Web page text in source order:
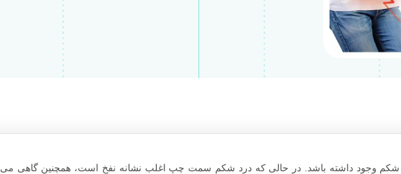
وجود داشته باشد. در حالی که درد شکم سمت چپ اغلب نشانه نفخ است، همچنین گاهی